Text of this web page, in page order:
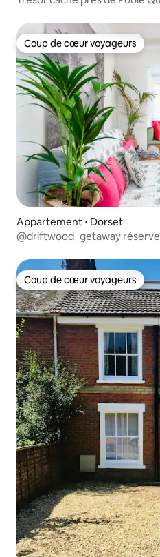
Coup de cœur voyageurs
Coup de cœur voyageurs
Appartement ⋅ Dorset
@driftwood_getaway
Coup de cœur voyageurs
Coup de cœur voyageurs